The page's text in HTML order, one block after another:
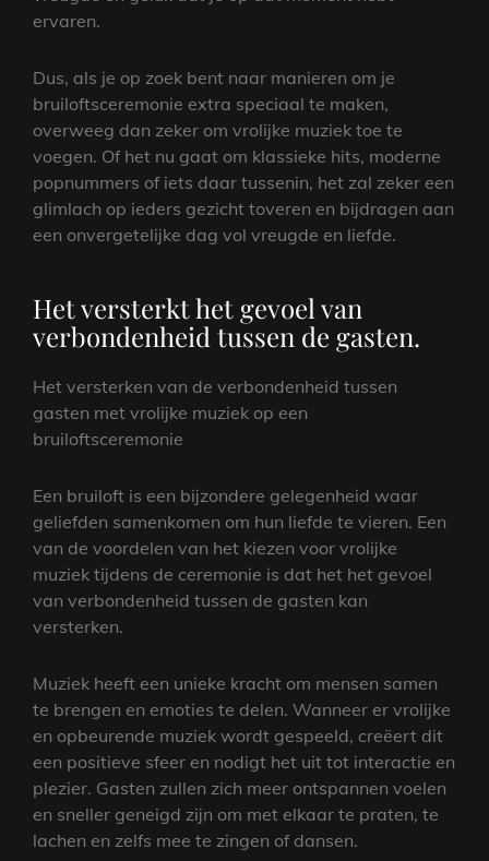
ervaren.
Dus, als je op zoek bent naar manieren om je
bruiloftsceremonie extra speciaal te maken,
overweeg dan zeker om vrolijke muziek toe te
voegen. Of het nu gaat om klassieke hits, moderne
popnummers of iets daar tussenin, het zal zeker een
glimlach op ieders gezicht toveren en bijdragen aan
een onvergetelijke dag vol vreugde en liefde.
Het versterkt het gevoel van
verbondenheid tussen de gasten.
Het versterken van de verbondenheid tussen
gasten met vrolijke muziek op een
bruiloftsceremonie
Een bruiloft is een bijzondere gelegenheid waar
geliefden samenkomen om hun liefde te vieren. Een
van de voordelen van het kiezen voor vrolijke
muziek tijdens de ceremonie is dat het het gevoel
van verbondenheid tussen de gasten kan
versterken.
Muziek heeft een unieke kracht om mensen samen
te brengen en emoties te delen. Wanneer er vrolijke
en opbeurende muziek wordt gespeeld, creëert dit
een positieve sfeer en nodigt het uit tot interactie en
plezier. Gasten zullen zich meer ontspannen voelen
en sneller geneigd zijn om met elkaar te praten, te
lachen en zelfs mee te zingen of dansen.